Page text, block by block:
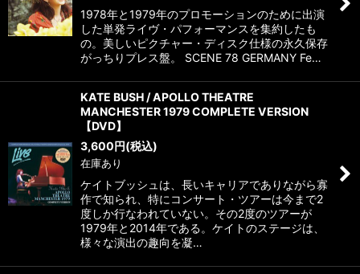
1978年と1979年のプロモーションのために出演
した単発ライヴ・パフォーマンスを集約したも
の。美しいピクチャー・ディスク仕様の永久保存
がっちりプレス盤。 SCENE 78 GERMANY Fe…
KATE BUSH / APOLLO THEATRE
MANCHESTER 1979 COMPLETE VERSION
【DVD】
3,600円(税込)
在庫あり
ケイトブッシュは、長いキャリアでありながら寡
作で知られ、特にコンサート・ツアーは今まで2
度しか行なわれていない。その2度のツアーが
1979年と2014年である。ケイトのステージは、
様々な演出の趣向を凝…